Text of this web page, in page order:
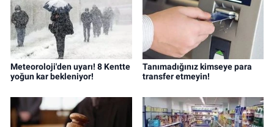
Meteoroloji'den uyarı! 8 Kentte
yoğun kar bekleniyor!
Tanımadığınız kimseye para
transfer etmeyin!